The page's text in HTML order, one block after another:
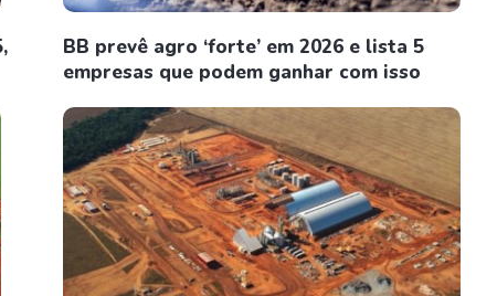
BB prevê agro ‘forte’ em 2026 e lista 5
empresas que podem ganhar com isso